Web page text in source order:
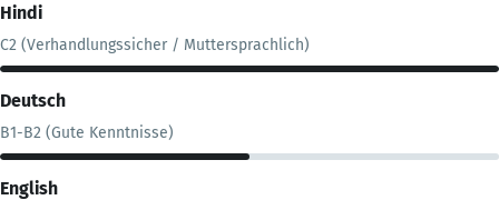
Hindi
C2 (Verhandlungssicher / Muttersprachlich)
Deutsch
B1-B2 (Gute Kenntnisse)
English